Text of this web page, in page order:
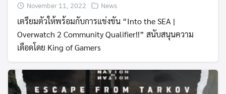
November 11, 2022 News
เตรียมตัวให้พร้อมกับการแข่งขัน “Into the SEA |
Overwatch 2 Community Qualifier!!” สนับสนุนความ
เดือดโดย King of Gamers